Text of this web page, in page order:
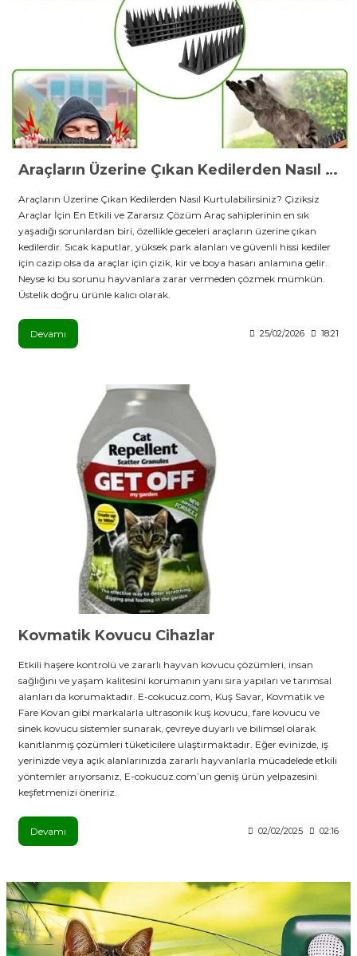
Cihazlar
Araçların Üzerine Çıkan Kedilerden Nasıl Kurtulabilirsiniz
Araçların Üzerine Çıkan Kedilerden Nasıl Kurtulabilirsiniz? Çiziksiz
Araçlar İçin En Etkili ve Zararsız Çözüm Araç sahiplerinin en sık
yaşadığı sorunlardan biri, özellikle geceleri araçların üzerine çıkan
kedilerdir. Sıcak kaputlar, yüksek park alanları ve güvenli hissi kediler
için cazip olsa da araçlar için çizik, kir ve boya hasarı anlamına gelir.
Neyse ki bu sorunu hayvanlara zarar vermeden çözmek mümkün.
Üstelik doğru ürünle kalıcı olarak.
Devamı 25/02/2026 18:21
Kovmatik Kovucu Cihazlar
Etkili haşere kontrolü ve zararlı hayvan kovucu çözümleri, insan
sağlığını ve yaşam kalitesini korumanın yanı sıra yapıları ve tarımsal
alanları da korumaktadır. E-cokucuz.com, Kuş Savar, Kovmatik ve
Fare Kovan gibi markalarla ultrasonik kuş kovucu, fare kovucu ve
sinek kovucu sistemler sunarak, çevreye duyarlı ve bilimsel olarak
kanıtlanmış çözümleri tüketicilere ulaştırmaktadır. Eğer evinizde, iş
yerinizde veya açık alanlarınızda zararlı hayvanlarla mücadelede etkili
yöntemler arıyorsanız, E-cokucuz.com’un geniş ürün yelpazesini
keşfetmenizi öneririz.
Devamı 02/02/2025 02:16